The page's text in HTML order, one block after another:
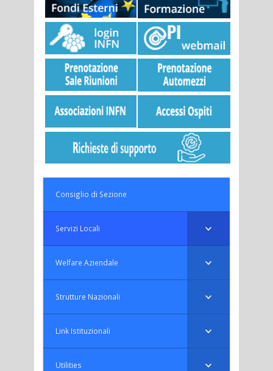
Consiglio di Sezione
Servizi Locali
Welfare Aziendale
Strutture Nazionali
Link Istituzionali
Utilities